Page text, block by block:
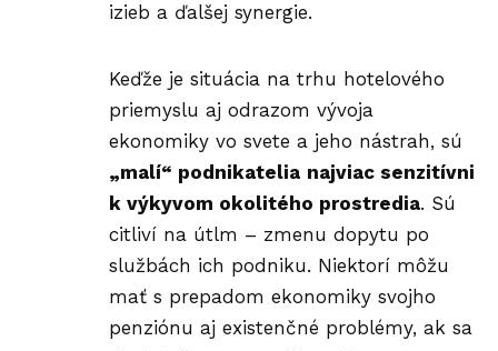
izieb a ďalšej synergie.
Keďže je situácia na trhu hotelového
priemyslu aj odrazom vývoja
ekonomiky vo svete a jeho nástrah, sú
„malí“ podnikatelia najviac senzitívni
k výkyvom okolitého prostredia. Sú
citliví na útlm – zmenu dopytu po
službách ich podniku. Niektorí môžu
mať s prepadom ekonomiky svojho
penziónu aj existenčné problémy, ak sa